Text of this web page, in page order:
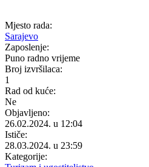
Mjesto rada:
Sarajevo
Zaposlenje:
Puno radno vrijeme
Broj izvršilaca:
1
Rad od kuće:
Ne
Objavljeno:
26.02.2024. u 12:04
Ističe:
28.03.2024. u 23:59
Kategorije: